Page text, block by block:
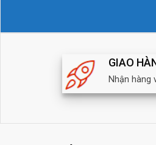
GIAO
Nhận hàng